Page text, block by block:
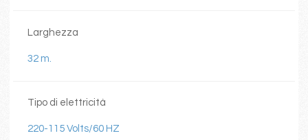
Larghezza
32 m.
Tipo di elettricità
220-115 Volts/60 HZ